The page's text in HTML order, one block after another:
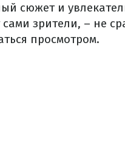
сюжет и
сами зрители, – не
просмотром.